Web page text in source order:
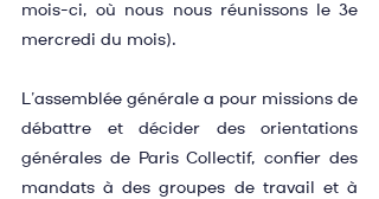
mois-ci, où nous nous réunissons le 3e
mercredi du mois).
L’assemblée générale a pour missions de
débattre et décider des orientations
générales de Paris Collectif, confier des
mandats à des groupes de travail et à